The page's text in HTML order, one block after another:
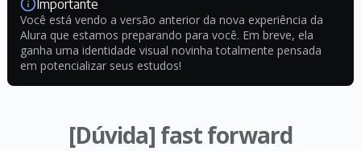
Importante
Você está vendo a versão anterior da nova experiência da
Alura que estamos preparando para você. Em breve, ela
ganha uma identidade visual novinha totalmente pensada
em potencializar seus estudos!
[Dúvida] fast forward